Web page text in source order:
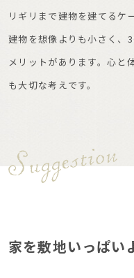
リギリまで建物を建てるケ
建物を想像よりも小さく、
メリットがあります。心と
も大切な考えです。
家を敷地いっぱい